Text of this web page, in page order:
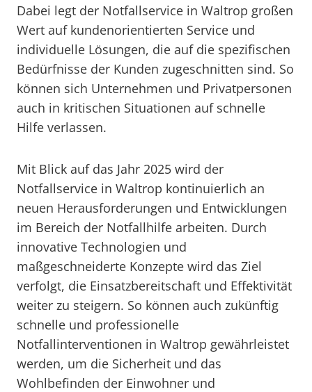
Dabei legt der Notfallservice in Waltrop großen
Wert auf kundenorientierten Service und
individuelle Lösungen, die auf die spezifischen
Bedürfnisse der Kunden zugeschnitten sind. So
können sich Unternehmen und Privatpersonen
auch in kritischen Situationen auf schnelle
Hilfe verlassen.
Mit Blick auf das Jahr 2025 wird der
Notfallservice in Waltrop kontinuierlich an
neuen Herausforderungen und Entwicklungen
im Bereich der Notfallhilfe arbeiten. Durch
innovative Technologien und
maßgeschneiderte Konzepte wird das Ziel
verfolgt, die Einsatzbereitschaft und Effektivität
weiter zu steigern. So können auch zukünftig
schnelle und professionelle
Notfallinterventionen in Waltrop gewährleistet
werden, um die Sicherheit und das
Wohlbefinden der Einwohner und